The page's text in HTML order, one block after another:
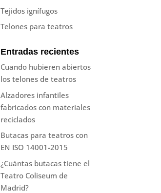
Tejidos ignífugos
Telones para teatros
Entradas recientes
Cuando hubieren abiertos
los telones de teatros
Alzadores infantiles
fabricados con materiales
reciclados
Butacas para teatros con
EN ISO 14001-2015
¿Cuántas butacas tiene el
Teatro Coliseum de
Madrid?